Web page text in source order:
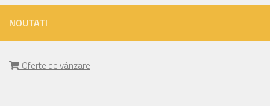
NOUTATI
Oferte de vânzare